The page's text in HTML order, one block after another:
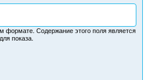
формате. Содержание этого поля является
показа.